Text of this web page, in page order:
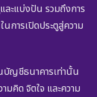
ะแบ่งปัน รวมถึงการ
การเปิดประตูสู่ความ
นบัญชีธนาคารเท่านั้น
คิด จิตใจ และความ